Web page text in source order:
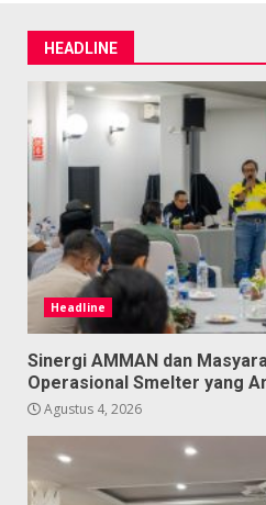
HEADLINE
Headline
Sinergi AMMAN dan
Operasional Smelter yang
Agustus 4, 2026